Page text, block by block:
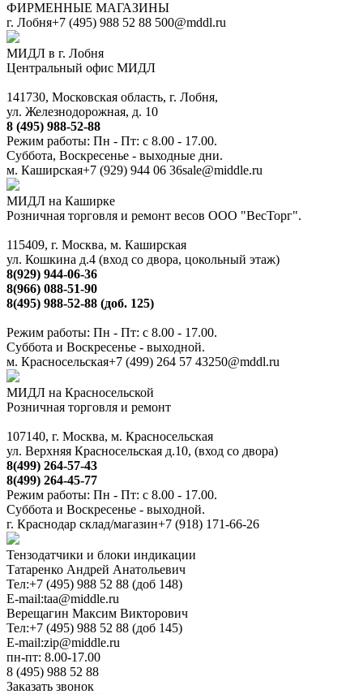
ФИРМЕННЫЕ МАГАЗИНЫ
г. Лобня+7 (495) 988 52 88 500@mddl.ru
МИДЛ в г. Лобня
Центральный офис МИДЛ
141730, Московская область, г. Лобня,
ул. Железнодорожная, д. 10
8 (495) 988-52-88
Режим работы: Пн - Пт: с 8.00 - 17.00.
Суббота, Воскресенье - выходные дни.
м. Каширская+7 (929) 944 06 36sale@middle.ru
МИДЛ на Каширке
Розничная торговля и ремонт весов ООО "ВесТорг".
115409, г. Москва, м. Каширская
ул. Кошкина д.4 (вход со двора, цокольный этаж)
8(929) 944-06-36
8(966) 088-51-90
8(495) 988-52-88 (доб. 125)
Режим работы: Пн - Пт: с 8.00 - 17.00.
Суббота и Воскресенье - выходной.
м. Красносельская+7 (499) 264 57 43250@mddl.ru
МИДЛ на Красносельской
Розничная торговля и ремонт
107140, г. Москва, м. Красносельская
ул. Верхняя Красносельская д.10, (вход со двора)
8(499) 264-57-43
8(499) 264-45-77
Режим работы: Пн - Пт: с 8.00 - 17.00.
Суббота и Воскресенье - выходной.
г. Краснодар склад/магазин+7 (918) 171-66-26
Тензодатчики и блоки индикации
Татаренко Андрей Анатольевич
Тел:+7 (495) 988 52 88 (доб 148)
E-mail:taa@middle.ru
Верещагин Максим Викторович
Тел:+7 (495) 988 52 88 (доб 145)
E-mail:zip@middle.ru
пн-пт: 8.00-17.00
8 (495) 988 52 88
Заказать звонок